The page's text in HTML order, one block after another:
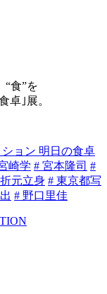
“食”を
卓｣展。
ション 明日の食卓
崎学 # 宮本隆司 #
元立身 # 東京都写
# 野口里佳